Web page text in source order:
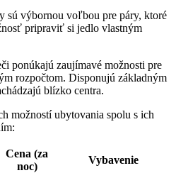
sú výbornou voľbou pre páry, ktoré
pripraviť si jedlo vlastným
ponúkajú zaujímavé možnosti pre
rozpočtom. Disponujú základným
blízko centra.
možností ubytovania spolu s ich
Cena (za
noc)
Vybavenie